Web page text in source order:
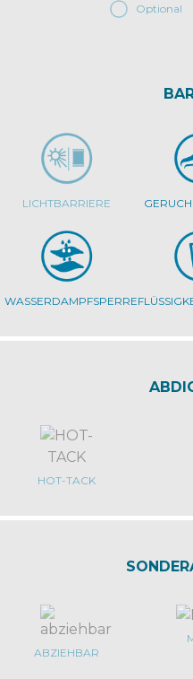
Optional
LICHTBARRIERE
WASSERDAMPFSPERRE
HOT-TACK
ABZIEHBAR